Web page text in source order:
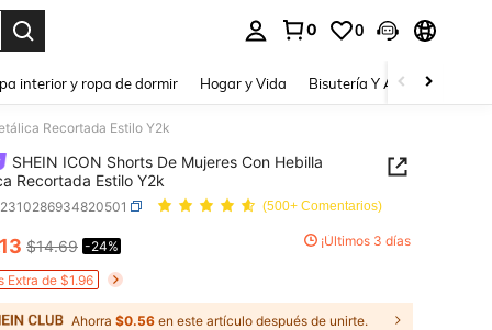
0 0
interior y ropa de dormir Hogar y Vida Bisutería Y Accesorios
Recortada Estilo Y2k
SHEIN ICON Shorts De Mujeres Con Hebilla
Recortada Estilo Y2k
(500+ Comentarios)
AND AVAILABILITY
$14.69 -24% ¡Últimos 3 días
Extra de $1.96
Ahorra $0.56 en este artículo después de unirte.